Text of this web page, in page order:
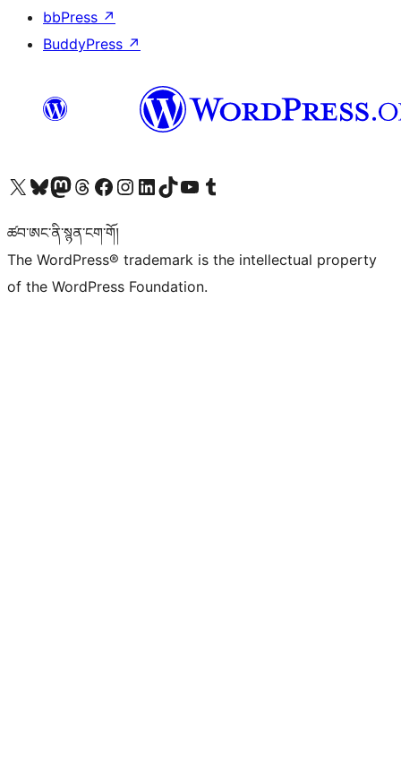
bbPress ↗
BuddyPress ↗
Visit our X (formerly Twitter) account
Visit our Bluesky account
Visit our Mastodon account
Visit our Threads account
Visit our Facebook page
Visit our Instagram account
Visit our LinkedIn account
Visit our TikTok account
Visit our YouTube channel
Visit our Tumblr account
ཚབ་ཨང་ནི་སྙན་ངག་གོ།
The WordPress® trademark is the intellectual property
of the WordPress Foundation.